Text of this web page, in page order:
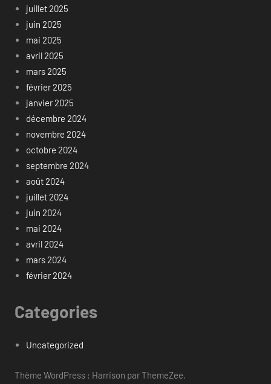
juillet 2025
juin 2025
mai 2025
avril 2025
mars 2025
février 2025
janvier 2025
décembre 2024
novembre 2024
octobre 2024
septembre 2024
août 2024
juillet 2024
juin 2024
mai 2024
avril 2024
mars 2024
février 2024
Categories
Uncategorized
Thème WordPress : Harrison par ThemeZee.